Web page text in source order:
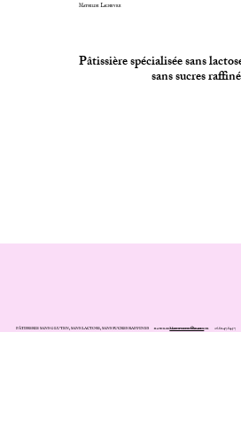
Pâtissière spécialisée sans
sans sucres
Mathilde Lachevre
PÂTISSERIE SANS GLUTEN, SANS LACTOSE, SANS SUCRES RAFFINES mathilde.lachevrepro@gmail.com06.82.47.84.57
Mentions légales